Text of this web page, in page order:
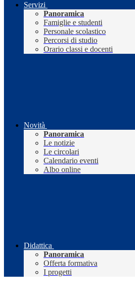
Servizi
Panoramica
Famiglie e studenti
Personale scolastico
Percorsi di studio
Orario classi e docenti
Novità
Panoramica
Le notizie
Le circolari
Calendario eventi
Albo online
Didattica
Panoramica
Offerta formativa
I progetti